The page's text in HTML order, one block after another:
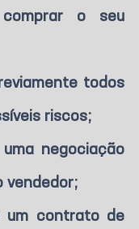
o seu
todos
riscos;
negociação
vendedor;
contrato de